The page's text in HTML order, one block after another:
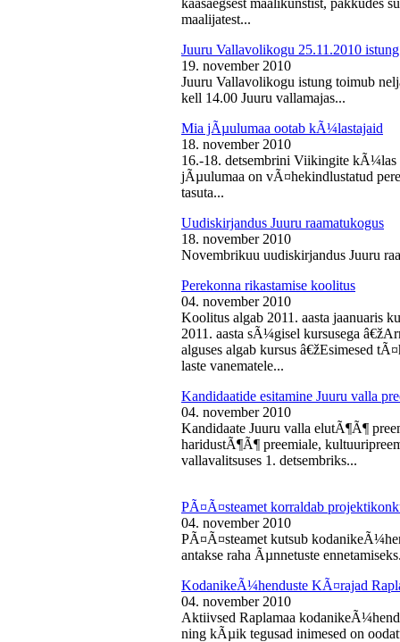
kaasaegsest maalikunstist, pakkudes
maalijatest...
Juuru Vallavolikogu 25.11.2010 istung
19. november 2010
Juuru Vallavolikogu istung toimub
kell 14.00 Juuru vallamajas...
Mia jÃµulumaa ootab kÃ¼lastajaid
18. november 2010
16.-18. detsembrini Viikingite
jÃµulumaa on vÃ¤hekindlustatud
tasuta...
Uudiskirjandus Juuru raamatukogus
18. november 2010
Novembrikuu uudiskirjandus Juuru
Perekonna rikastamise koolitus
04. november 2010
Koolitus algab 2011. aasta jaanuaris
2011. aasta sÃ¼gisel kursusega
alguses algab kursus â€žEsimesed
laste vanematele...
Kandidaatide esitamine Juuru valla
04. november 2010
Kandidaate Juuru valla elutÃ¶Ã¶
haridustÃ¶Ã¶ preemiale,
vallavalitsuses 1. detsembriks...
PÃ¤Ã¤steamet korraldab
04. november 2010
PÃ¤Ã¤steamet kutsub
antakse raha Ãµnnetuste
KodanikeÃ¼henduste KÃ¤rajad
04. november 2010
Aktiivsed Raplamaa
ning kÃµik tegusad inimesed on